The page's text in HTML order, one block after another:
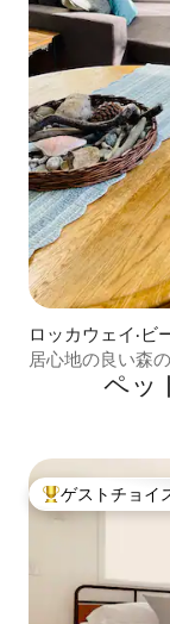
ロッカウェイ·ビ
居心地の良い森
ペッ
大好評のゲスト
ゲストチョイ